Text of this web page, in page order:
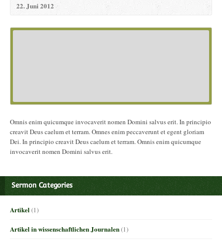
22. Juni 2012
Omnis enim quicumque invocaverit nomen Domini salvus erit. In principio
creavit Deus caelum et terram. Omnes enim peccaverunt et egent gloriam
Dei. In principio creavit Deus caelum et terram. Omnis enim quicumque
invocaverit nomen Domini salvus erit.
Sermon Categories
Artikel (1)
Artikel in wissenschaftlichen Journalen(1)